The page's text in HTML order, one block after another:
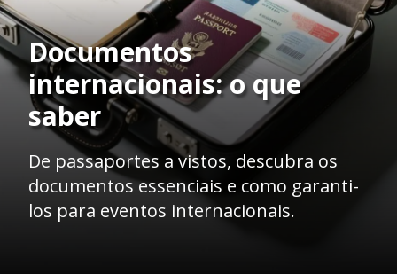
Documentos
internacionais: o que
saber
De passaportes a vistos, descubra os
documentos essenciais e como garanti-
los para eventos internacionais.